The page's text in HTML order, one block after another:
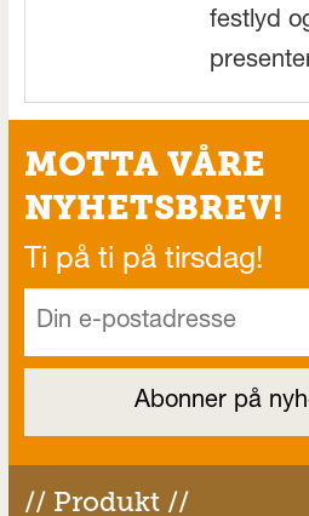
festlyd
MOTTA VÅRE
NYHETSBREV!
Ti på ti på tirsdag!
// Produkt //